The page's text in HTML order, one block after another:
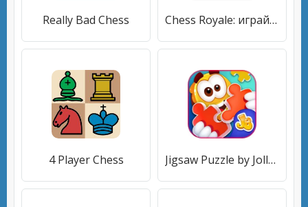
Really Bad Chess Chess Royale: играй в шахматы онлайн
4 Player Chess Jigsaw Puzzle by Jolly Battle